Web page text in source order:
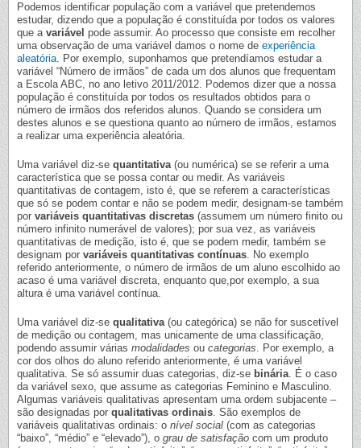
Podemos identificar população com a variável que pretendemos
estudar, dizendo que a população é constituída por todos os valores
que a variável pode assumir. Ao processo que consiste em recolher
uma observação de uma variável damos o nome de experiência
aleatória. Por exemplo, suponhamos que pretendíamos estudar a
variável “Número de irmãos” de cada um dos alunos que frequentam
a Escola ABC, no ano letivo 2011/2012. Podemos dizer que a nossa
população é constituída por todos os resultados obtidos para o
número de irmãos dos referidos alunos. Quando se considera um
destes alunos e se questiona quanto ao número de irmãos, estamos
a realizar uma experiência aleatória.
Uma variável diz-se quantitativa(ou numérica) se se referir a uma
característica que se possa contar ou medir. As variáveis
quantitativas de contagem, isto é, que se referem a características
que só se podem contar e não se podem medir, designam-se também
por variáveis quantitativas discretas (assumem um número finito ou
número infinito numerável de valores); por sua vez, as variáveis
quantitativas de medição, isto é, que se podem medir, também se
designam por variáveis quantitativas contínuas. No exemplo
referido anteriormente, o número de irmãos de um aluno escolhido ao
acaso é uma variável discreta, enquanto que,por exemplo, a sua
altura é uma variável contínua.
Uma variável diz-se qualitativa(ou categórica) se não for suscetível
de medição ou contagem, mas unicamente de uma classificação,
podendo assumir várias modalidades ou categorias. Por exemplo, a
cor dos olhos do aluno referido anteriormente, é uma variável
qualitativa. Se só assumir duas categorias, diz-se binária. É o caso
da variável sexo, que assume as categorias Feminino e Masculino.
Algumas variáveis qualitativas apresentam uma ordem subjacente –
são designadas por qualitativas ordinais. São exemplos de
variáveis qualitativas ordinais: o nível social (com as categorias
“baixo”, “médio” e “elevado”), o grau de satisfação com um produto